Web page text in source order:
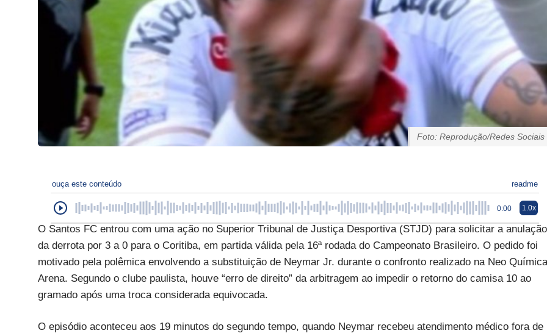
Foto: Reprodução/Redes Sociais
ouça este conteúdo readme
0:00 1.0x
O Santos FC entrou com uma ação no Superior Tribunal de Justiça Desportiva (STJD) para solicitar a anulação
da derrota por 3 a 0 para o Coritiba, em partida válida pela 16ª rodada do Campeonato Brasileiro. O pedido foi
motivado pela polêmica envolvendo a substituição de Neymar Jr. durante o confronto realizado na Neo Química
Arena. Segundo o clube paulista, houve “erro de direito” da arbitragem ao impedir o retorno do camisa 10 ao
gramado após uma troca considerada equivocada.
O episódio aconteceu aos 19 minutos do segundo tempo, quando Neymar recebeu atendimento médico fora de